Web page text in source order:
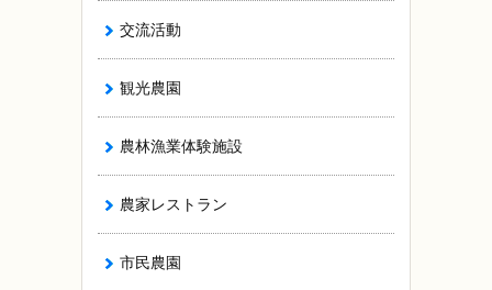
交流活動
観光農園
農林漁業体験施設
農家レストラン
市民農園